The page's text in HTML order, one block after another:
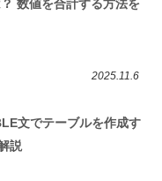
数値を合計する方法を
2025.11.6
文でテーブルを作成す
説